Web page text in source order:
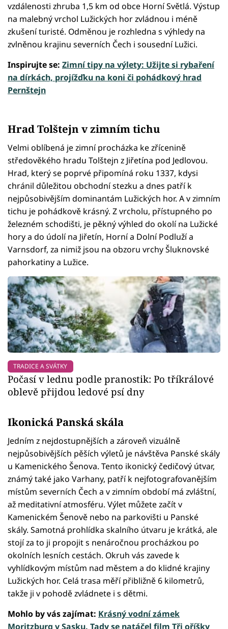
vzdálenosti zhruba 1,5 km od obce Horní Světlá. Výstup
na malebný vrchol Lužických hor zvládnou i méně
zkušení turisté. Odměnou je rozhledna s výhledy na
zvlněnou krajinu severních Čech i sousední Lužici.
Inspirujte se: Zimní tipy na výlety: Užijte si rybaření
na dírkách, projížďku na koni či pohádkový hrad
Pernštejn
Hrad Tolštejn v zimním tichu
Velmi oblíbená je zimní procházka ke zřícenině
středověkého hradu Tolštejn z Jiřetína pod Jedlovou.
Hrad, který se poprvé připomíná roku 1337, kdysi
chránil důležitou obchodní stezku a dnes patří k
nejpůsobivějším dominantám Lužických hor. A v zimním
tichu je pohádkově krásný. Z vrcholu, přístupného po
železném schodišti, je pěkný výhled do okolí na Lužické
hory a do údolí na Jiřetín, Horní a Dolní Podluží a
Varnsdorf, za nimiž jsou na obzoru vrchy Šluknovské
pahorkatiny a Lužice.
TRADICE A SVÁTKY
Počasí v lednu podle pranostik: Po tříkrálové
oblevě přijdou ledové psí dny
Ikonická Panská skála
Jedním z nejdostupnějších a zároveň vizuálně
nejpůsobivějších pěších výletů je návštěva Panské skály
u Kamenického Šenova. Tento ikonický čedičový útvar,
známý také jako Varhany, patří k nejfotografovanějším
místům severních Čech a v zimním období má zvláštní,
až meditativní atmosféru. Výlet můžete začít v
Kamenickém Šenově nebo na parkovišti u Panské
skály. Samotná prohlídka skalního útvaru je krátká, ale
stojí za to ji propojit s nenáročnou procházkou po
okolních lesních cestách. Okruh vás zavede k
vyhlídkovým místům nad městem a do klidné krajiny
Lužických hor. Celá trasa měří přibližně 6 kilometrů,
takže ji v pohodě zvládnete i s dětmi.
Mohlo by vás zajímat: Krásný vodní zámek
Moritzburg v Sasku. Tady se natáčel film Tři oříšky